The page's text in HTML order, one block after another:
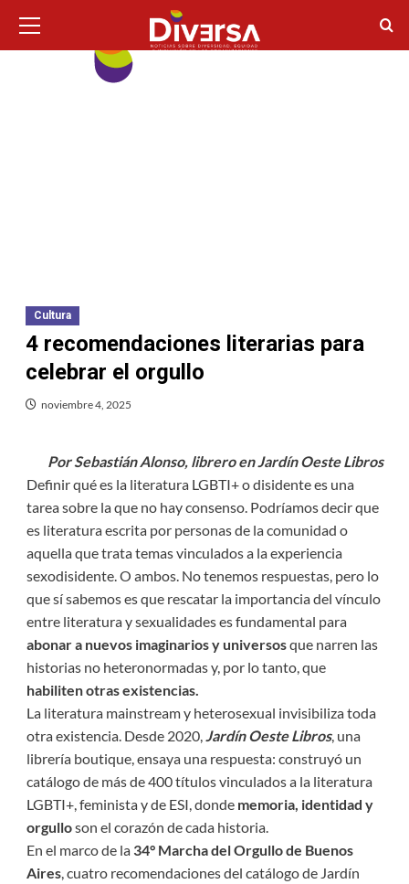
contenido
principal
Cultura
4 recomendaciones literarias para
celebrar el orgullo
noviembre 4, 2025
Por Sebastián Alonso, librero en Jardín Oeste Libros
Definir qué es la literatura LGBTI+ o disidente es una
tarea sobre la que no hay consenso. Podríamos decir que
es literatura escrita por personas de la comunidad o
aquella que trata temas vinculados a la experiencia
sexodisidente. O ambos. No tenemos respuestas, pero lo
que sí sabemos es que rescatar la importancia del vínculo
entre literatura y sexualidades es fundamental para
abonar a nuevos imaginarios y universosque narren las
historias no heteronormadas y, por lo tanto, que
habiliten otras existencias.
La literatura mainstream y heterosexual invisibiliza toda
otra existencia. Desde 2020,Jardín Oeste Libros, una
librería boutique, ensaya una respuesta: construyó un
catálogo de más de 400 títulos vinculados a la literatura
LGBTI+, feminista y de ESI, donde memoria, identidad y
orgulloson el corazón de cada historia.
En el marco de la 34° Marcha del Orgullo de Buenos
Aires, cuatro recomendaciones del catálogo de Jardín